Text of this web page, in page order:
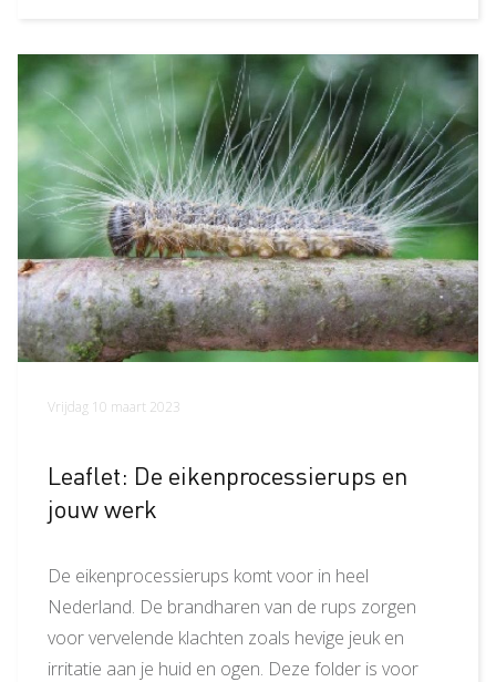
Vrijdag 10 maart 2023
Leaflet: De eikenprocessierups en
jouw werk
De eikenprocessierups komt voor in heel
Nederland. De brandharen van de rups zorgen
voor vervelende klachten zoals hevige jeuk en
irritatie aan je huid en ogen. Deze folder is voor